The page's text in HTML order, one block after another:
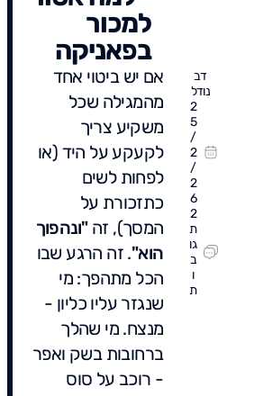
דב
נודל
2
5
/
2
/
2
6
2
ת
גו
ב
ו
ת
למכור
בפאניקה
אם יש ביטוי אחד
מהמגילה שכל
משקיע צריך
לקעקע על היד (או
לפחות לשים
כתזכורת על
המסך), זה"ונהפוך
הוא". זה הרגע שבו
הכל מתהפך: מי
שנגזר עליו כליון -
מנצח. מי שהלך
ברחובות בשק ואפר
- רוכב על סוס